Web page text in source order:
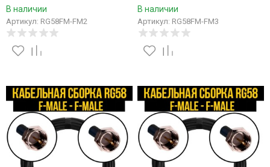
В наличии
Артикул: RG58FM-FM2
В наличии
Артикул: RG58FM-FM3